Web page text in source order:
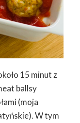
15 minut z
ballsy
(moja
W tym